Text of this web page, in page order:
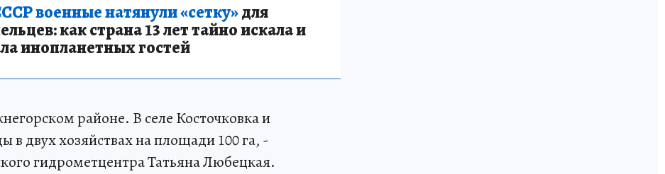
военные натянули «сетку»для
как страна 13 лет тайно искала и
инопланетных гостей
районе. В селе Косточковка и
двух хозяйствах на площади 100 га, -
гидрометцентра Татьяна Любецкая.